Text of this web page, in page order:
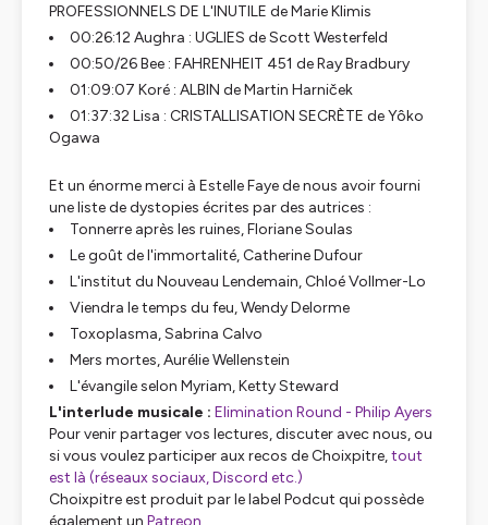
PROFESSIONNELS DE L'INUTILE de Marie Klimis
00:26:12 Aughra : UGLIES de Scott Westerfeld
00:50/26 Bee : FAHRENHEIT 451 de Ray Bradbury
01:09:07 Koré : ALBIN de Martin Harniček
01:37:32 Lisa : CRISTALLISATION SECRÈTE de Yôko
Ogawa
Et un énorme merci à Estelle Faye de nous avoir fourni
une liste de dystopies écrites par des autrices :
Tonnerre après les ruines, Floriane Soulas
Le goût de l'immortalité, Catherine Dufour
L'institut du Nouveau Lendemain, Chloé Vollmer-Lo
Viendra le temps du feu, Wendy Delorme
Toxoplasma, Sabrina Calvo
Mers mortes, Aurélie Wellenstein
L'évangile selon Myriam, Ketty Steward
L'interlude musicale : Elimination Round - Philip Ayers
Pour venir partager vos lectures, discuter avec nous, ou
si vous voulez participer aux recos de Choixpitre,tout
est là (réseaux sociaux, Discord etc.)
Choixpitre est produit par le label Podcut qui possède
également un Patreon